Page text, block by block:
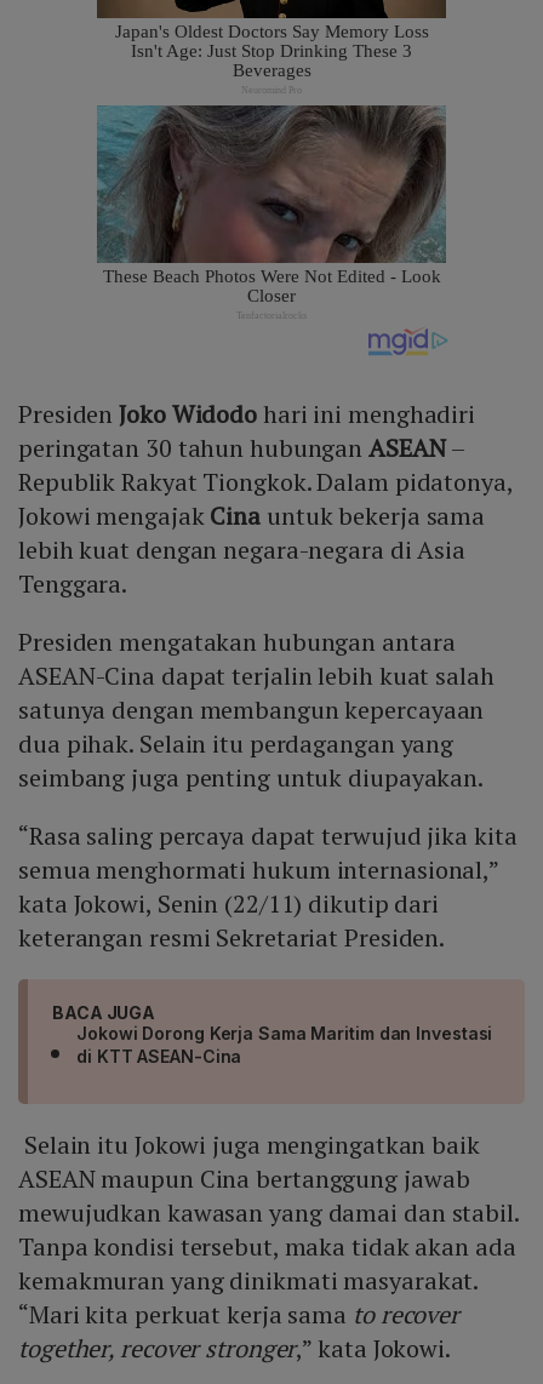
PresidenJoko Widodohari ini menghadiri
peringatan 30 tahun hubunganASEAN–
Republik Rakyat Tiongkok. Dalam pidatonya,
Jokowi mengajakCina untuk bekerja sama
lebih kuat dengan negara-negara di Asia
Tenggara.
Presiden mengatakan hubungan antara
ASEAN-Cina dapat terjalin lebih kuat salah
satunya dengan membangun kepercayaan
dua pihak. Selain itu perdagangan yang
seimbang juga penting untuk diupayakan.
“Rasa saling percaya dapat terwujud jika kita
semua menghormati hukum internasional,”
kata Jokowi, Senin (22/11) dikutip dari
keterangan resmi Sekretariat Presiden.
BACA JUGA
Jokowi Dorong Kerja Sama Maritim dan Investasi
di KTT ASEAN-Cina
Selain itu Jokowi juga mengingatkan baik
ASEAN maupun Cina bertanggung jawab
mewujudkan kawasan yang damai dan stabil.
Tanpa kondisi tersebut, maka tidak akan ada
kemakmuran yang dinikmati masyarakat.
“Mari kita perkuat kerja sama to recover
together, recover stronger,” kata Jokowi.